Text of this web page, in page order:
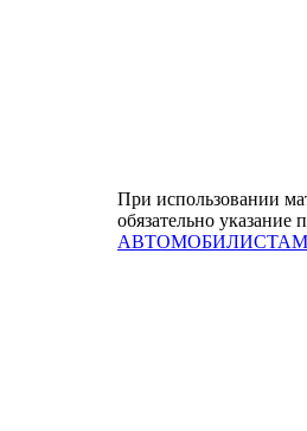
При использовании
обязательно